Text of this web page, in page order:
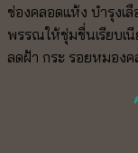
ช่องคลอดแห้ง บำรุงเ
พรรณให้ชุ่มชื่นเรียบเ
ลดฝ้า กระ รอยหมอง